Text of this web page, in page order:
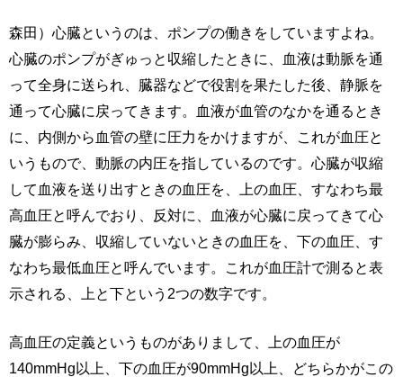
森田）心臓というのは、ポンプの働きをしていますよね。
心臓のポンプがぎゅっと収縮したときに、血液は動脈を通
って全身に送られ、臓器などで役割を果たした後、静脈を
通って心臓に戻ってきます。血液が血管のなかを通るとき
に、内側から血管の壁に圧力をかけますが、これが血圧と
いうもので、動脈の内圧を指しているのです。心臓が収縮
して血液を送り出すときの血圧を、上の血圧、すなわち最
高血圧と呼んでおり、反対に、血液が心臓に戻ってきて心
臓が膨らみ、収縮していないときの血圧を、下の血圧、す
なわち最低血圧と呼んでいます。これが血圧計で測ると表
示される、上と下という2つの数字です。
高血圧の定義というものがありまして、上の血圧が
140mmHg以上、下の血圧が90mmHg以上、どちらかがこの